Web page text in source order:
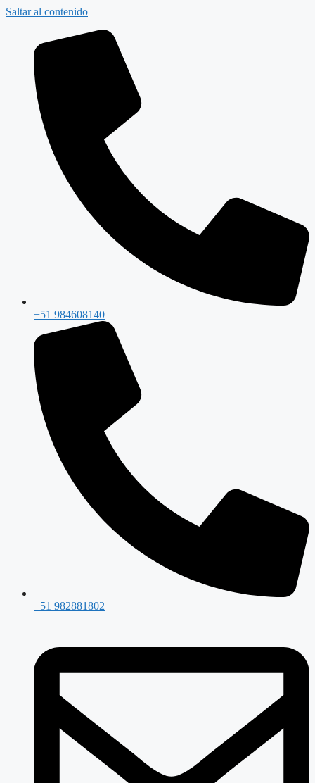
Saltar al contenido
+51 984608140
+51 982881802